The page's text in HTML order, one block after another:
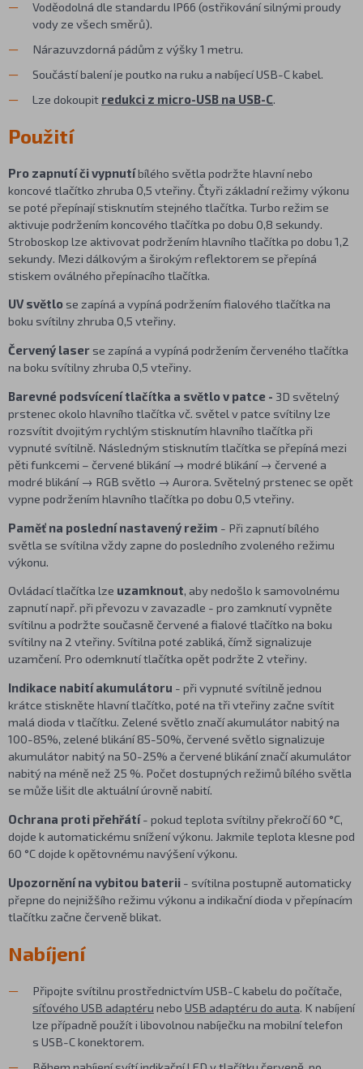
Voděodolná dle standardu IP66 (ostřikování silnými proudy
vody ze všech směrů).
Nárazuvzdorná pádům z výšky 1 metru.
Součástí balení je poutko na ruku a nabíjecí USB-C kabel.
Lze dokoupit redukci z micro-USB na USB-C.
Použití
Pro zapnutí či vypnutíbílého světla podržte hlavní nebo
koncové tlačítko zhruba 0,5 vteřiny. Čtyři základní režimy výkonu
se poté přepínají stisknutím stejného tlačítka. Turbo režim se
aktivuje podržením koncového tlačítka po dobu 0,8 sekundy.
Stroboskop lze aktivovat podržením hlavního tlačítka po dobu 1,2
sekundy. Mezi dálkovým a širokým reflektorem se přepíná
stiskem oválného přepínacího tlačítka.
UV světlo se zapíná a vypíná podržením fialového tlačítka na
boku svítilny zhruba 0,5 vteřiny.
Červený laser se zapíná a vypíná podržením červeného tlačítka
na boku svítilny zhruba 0,5 vteřiny.
Barevné podsvícení tlačítka a světlo v patce - 3D světelný
prstenec okolo hlavního tlačítka vč. světel v patce svítilny lze
rozsvítit dvojitým rychlým stisknutím hlavního tlačítka při
vypnuté svítilně. Následným stisknutím tlačítka se přepíná mezi
pěti funkcemi – červené blikání → modré blikání → červené a
modré blikání → RGB světlo → Aurora. Světelný prstenec se opět
vypne podržením hlavního tlačítka po dobu 0,5 vteřiny.
Paměť na poslední nastavený režim - Při zapnutí bílého
světla se svítilna vždy zapne do posledního zvoleného režimu
výkonu.
Ovládací tlačítka lze uzamknout, aby nedošlo k samovolnému
zapnutí např. při převozu v zavazadle - pro zamknutí vypněte
svítilnu a podržte současně červené a fialové tlačítko na boku
svítilny na 2 vteřiny. Svítilna poté zabliká, čímž signalizuje
uzamčení. Pro odemknutí tlačítka opět podržte 2 vteřiny.
Indikace nabití akumulátoru - při vypnuté svítilně jednou
krátce stiskněte hlavní tlačítko, poté na tři vteřiny začne svítit
malá dioda v tlačítku. Zelené světlo značí akumulátor nabitý na
100-85%, zelené blikání 85-50%, červené světlo signalizuje
akumulátor nabitý na 50-25% a červené blikání značí akumulátor
nabitý na méně než 25 %. Počet dostupných režimů bílého světla
se může lišit dle aktuální úrovně nabití.
Ochrana proti přehřátí- pokud teplota svítilny překročí 60 °C,
dojde k automatickému snížení výkonu. Jakmile teplota klesne pod
60 °C dojde k opětovnému navýšení výkonu.
Upozornění na vybitou baterii - svítilna postupně automaticky
přepne do nejnižšího režimu výkonu a indikační dioda v přepínacím
tlačítku začne červeně blikat.
Nabíjení
Připojte svítilnu prostřednictvím USB-C kabelu do počítače,
síťového USB adaptéru nebo USB adaptéru do auta. K nabíjení
lze případně použít i libovolnou nabíječku na mobilní telefon
s USB-C konektorem.